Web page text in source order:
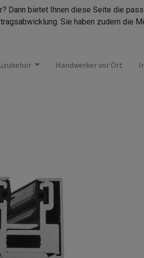
Dann bietet Ihnen diese Seite die
Sie haben zudem die
Handwerker vor Ort